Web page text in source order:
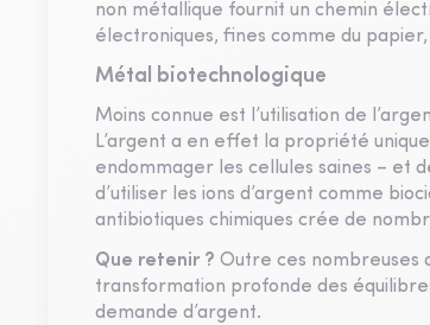
non métallique fournit un chemin
électroniques, fines comme du
Métal biotechnologique
Moins connue est l’utilisation de
L’argent a en effet la propriété
endommager les cellules saines – et
d’utiliser les ions d’argent comme
antibiotiques chimiques crée de
Que retenir ? Outre ces nombreuses
transformation profonde des
demande d’argent.